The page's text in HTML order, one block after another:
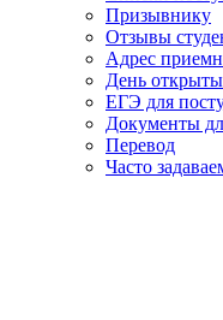
Призывнику
Отзывы
Адрес
День
ЕГЭ для
Документы
Перевод
Часто